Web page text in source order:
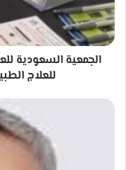
العالمي
للعلاج
الطبيعي
فيالجمعية السعودية
للعلاج
كتب